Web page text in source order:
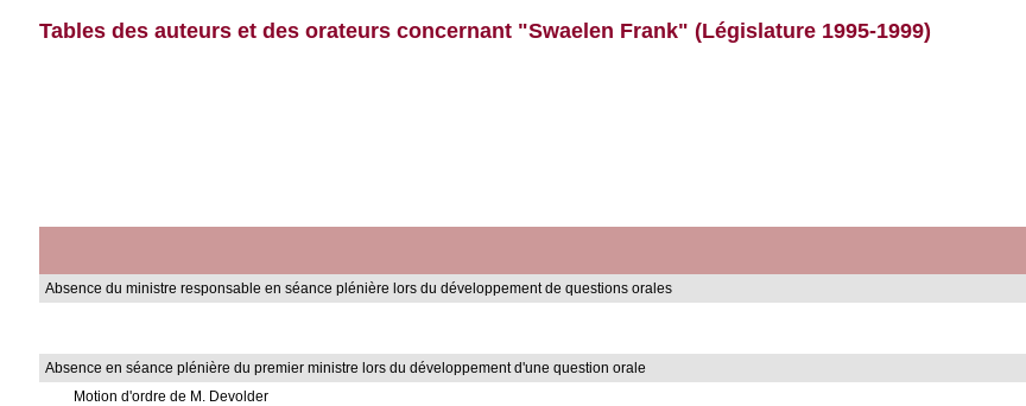
Tables des auteurs et des orateurs concernant "Swaelen Frank" (Législature 1995-1999)
Absence du ministre responsable en séance plénière lors du développement de questions orales
Absence en séance plénière du premier ministre lors du développement d'une question orale
Motion d'ordre de M. Devolder